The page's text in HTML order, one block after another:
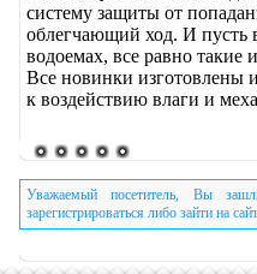
систему защиты от
облегчающий ход. И пусть
водоемах, все равно такие
Все новинки изготовлены
к воздействию влаги и
Уважаемый посетитель, Вы
зарегистрироваться либо зайти на